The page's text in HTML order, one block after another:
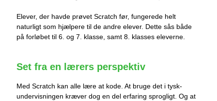
Elever, der havde prøvet Scratch før, fungerede helt
naturligt som hjælpere til de andre elever. Dette sås både
på forløbet til 6. og 7. klasse, samt 8. klasses eleverne.
Set fra en lærers perspektiv
Med Scratch kan alle lære at kode. At bruge det i tysk-
undervisningen kræver dog en del erfaring sprogligt. Og at